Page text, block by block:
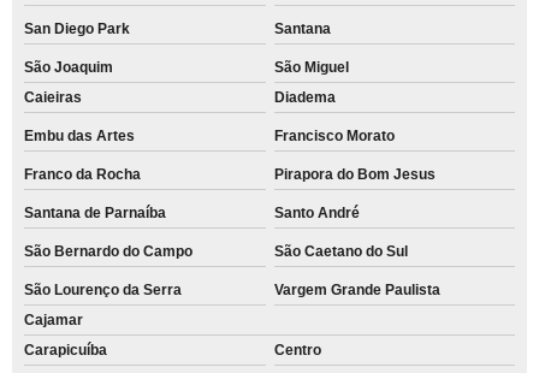
San Diego Park Santana
São Joaquim
São Miguel
Caieiras
Diadema
Embu das Artes Francisco Morato
Franco da Rocha Pirapora do Bom Jesus
Santana de Parnaíba Santo André
São Bernardo do Campo São Caetano do Sul
São Lourenço da Serra
Vargem Grande Paulista
Cajamar
Carapicuíba
Centro